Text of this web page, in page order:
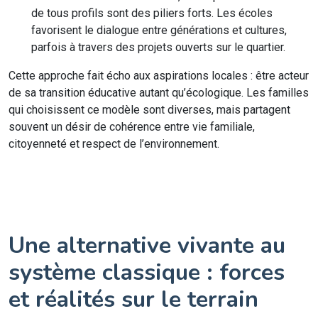
de tous profils sont des piliers forts. Les écoles
favorisent le dialogue entre générations et cultures,
parfois à travers des projets ouverts sur le quartier.
Cette approche fait écho aux aspirations locales : être acteur
de sa transition éducative autant qu’écologique. Les familles
qui choisissent ce modèle sont diverses, mais partagent
souvent un désir de cohérence entre vie familiale,
citoyenneté et respect de l’environnement.
Une alternative vivante au
système classique : forces
et réalités sur le terrain